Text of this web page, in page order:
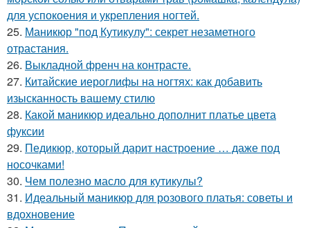
для успокоения и укрепления ногтей.
25. Маникюр "под Кутикулу": секрет незаметного
отрастания.
26. Выкладной френч на контрасте.
27. Китайские иероглифы на ногтях: как добавить
изысканность вашему стилю
28. Какой маникюр идеально дополнит платье цвета
фуксии
29. Педикюр, который дарит настроение … даже под
носочками!
30. Чем полезно масло для кутикулы?
31. Идеальный маникюр для розового платья: советы и
вдохновение